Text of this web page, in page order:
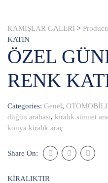
KAMIŞLAR GALERİ >
KATIN
ÖZEL
RENK
Categories: Genel,
düğün arabası, kiralık sünnet
konya kiralık araç
Share On:
KİRALIKTIR